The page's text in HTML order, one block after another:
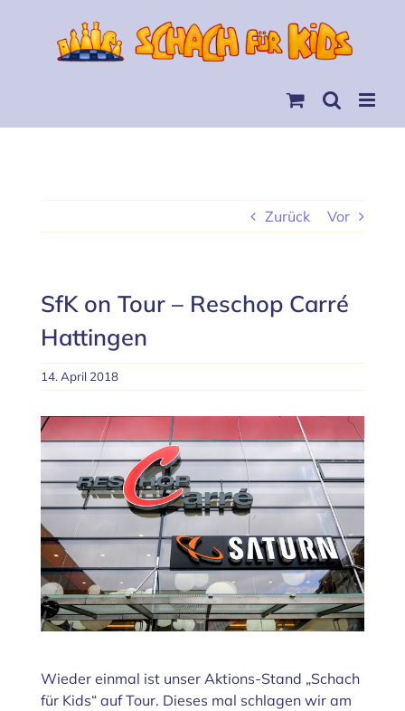
Zurück Vor
SfK on Tour – Reschop Carré
Hattingen
14. April 2018
Zeige
grösseres
Wieder einmal ist unser Aktions-Stand „Schach
für Kids“ auf Tour. Dieses mal schlagen wir am